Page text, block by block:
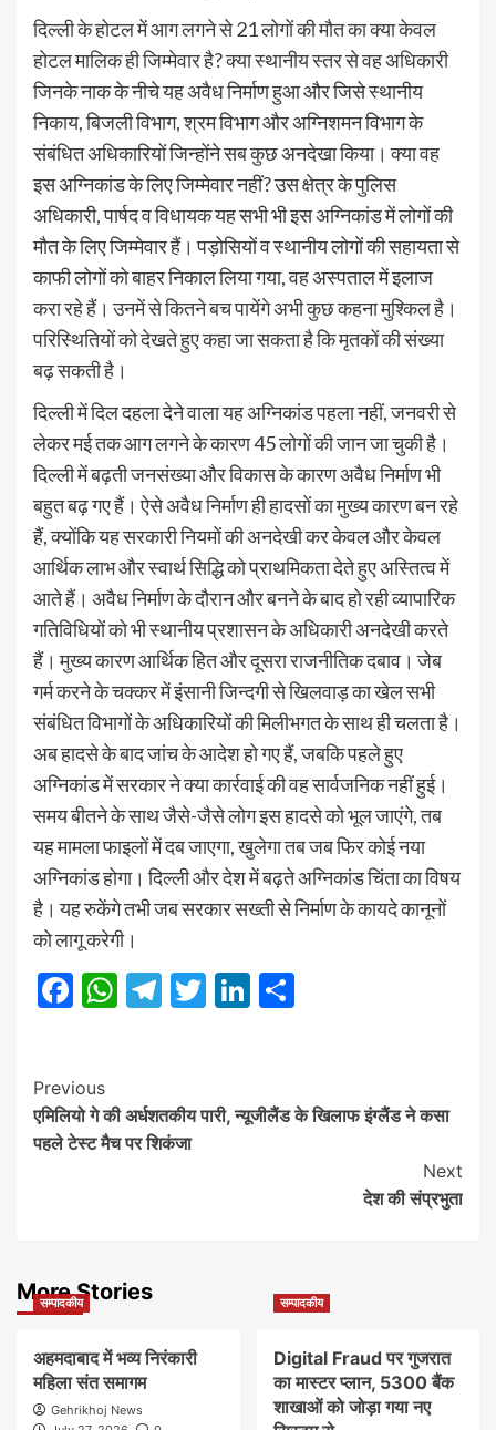
दिल्ली के होटल में आग लगने से 21 लोगों की मौत का क्या केवल
होटल मालिक ही जिम्मेवार है? क्या स्थानीय स्तर से वह अधिकारी
जिनके नाक के नीचे यह अवैध निर्माण हुआ और जिसे स्थानीय
निकाय, बिजली विभाग, श्रम विभाग और अग्निशमन विभाग के
संबंधित अधिकारियों जिन्होंने सब कुछ अनदेखा किया। क्या वह
इस अग्निकांड के लिए जिम्मेवार नहीं? उस क्षेत्र के पुलिस
अधिकारी, पार्षद व विधायक यह सभी भी इस अग्निकांड में लोगों की
मौत के लिए जिम्मेवार हैं। पड़ोसियों व स्थानीय लोगों की सहायता से
काफी लोगों को बाहर निकाल लिया गया, वह अस्पताल में इलाज
करा रहे हैं। उनमें से कितने बच पायेंगे अभी कुछ कहना मुश्किल है।
परिस्थितियों को देखते हुए कहा जा सकता है कि मृतकों की संख्या
बढ़ सकती है।
दिल्ली में दिल दहला देने वाला यह अग्निकांड पहला नहीं, जनवरी से
लेकर मई तक आग लगने के कारण 45 लोगों की जान जा चुकी है।
दिल्ली में बढ़ती जनसंख्या और विकास के कारण अवैध निर्माण भी
बहुत बढ़ गए हैं। ऐसे अवैध निर्माण ही हादसों का मुख्य कारण बन रहे
हैं, क्योंकि यह सरकारी नियमों की अनदेखी कर केवल और केवल
आर्थिक लाभ और स्वार्थ सिद्धि को प्राथमिकता देते हुए अस्तित्व में
आते हैं। अवैध निर्माण के दौरान और बनने के बाद हो रही व्यापारिक
गतिविधियों को भी स्थानीय प्रशासन के अधिकारी अनदेखी करते
हैं। मुख्य कारण आर्थिक हित और दूसरा राजनीतिक दबाव। जेब
गर्म करने के चक्कर में इंसानी जिन्दगी से खिलवाड़ का खेल सभी
संबंधित विभागों के अधिकारियों की मिलीभगत के साथ ही चलता है।
अब हादसे के बाद जांच के आदेश हो गए हैं, जबकि पहले हुए
अग्निकांड में सरकार ने क्या कार्रवाई की वह सार्वजनिक नहीं हुई।
समय बीतने के साथ जैसे-जैसे लोग इस हादसे को भूल जाएंगे, तब
यह मामला फाइलों में दब जाएगा, खुलेगा तब जब फिर कोई नया
अग्निकांड होगा। दिल्ली और देश में बढ़ते अग्निकांड चिंता का विषय
है। यह रुकेंगे तभी जब सरकार सख्ती से निर्माण के कायदे कानूनों
को लागू करेगी।
Facebook
WhatsApp
Telegram
TwitterLinkedIn
Post
Navigation
Previous
एमिलियो गे की अर्धशतकीय पारी, न्यूजीलैंड के खिलाफ इंग्लैंड ने कसा
पहले टेस्ट मैच पर शिकंजा
Next
देश की संप्रभुता
More Stories
सम्पादकीय
अहमदाबाद में भव्य निरंकारी
महिला संत समागम
Gehrikhoj News
सम्पादकीय
Digital Fraud पर गुजरात
का मास्टर प्लान, 5300 बैंक
शाखाओं को जोड़ा गया नए